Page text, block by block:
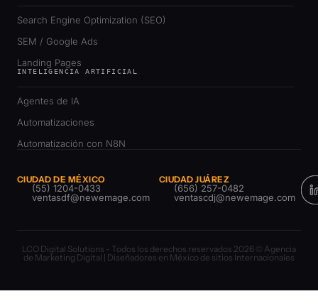
Search Engine Optimization (SEO)
SEM / Google Ads
Landing Pages
INTELIGENCIA ARTIFICIAL
Agentes de IA
Automatizaciones
Automatización con N8N
CIUDAD DE MÉXICO
(55) 1204-0433
ventasdf@newemage.com
CIUDAD JUÁREZ
(656) 257-0482
ventascdj@newemage.com
LCO Digital Solutions - Todos los derechos reservados 2026 © Agencia
de Marketing Digital | Diseñadores en México de sitios Internacionales